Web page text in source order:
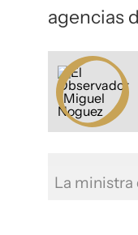
agencias
La ministra